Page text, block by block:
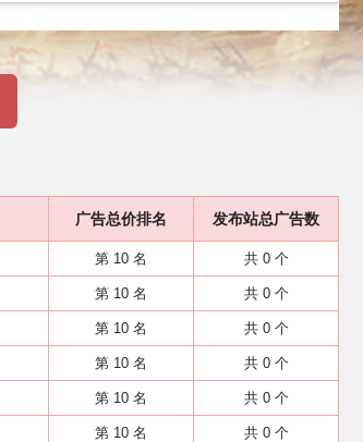
广告总价排名 发布站总广告数
第 10 名 共 0 个
第 10 名 共 0 个
第 10 名 共 0 个
第 10 名 共 0 个
第 10 名 共 0 个
第 10 名 共 0 个